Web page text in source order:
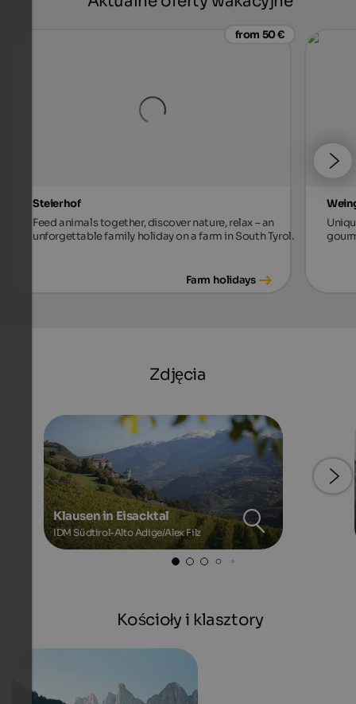
from 50 €
Steierhof
Feed animals together, discover nature, relax – an
unforgettable family holiday on a farm in South Tyrol.
Farm holidays
Zdjęcia
Klausen in Eisacktal
IDM Südtirol-Alto Adige/Alex Filz
Kościoły i klasztory